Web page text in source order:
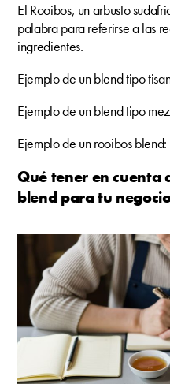
El Rooibos, un arbusto
palabra para referirse a las
ingredientes.
Ejemplo de un blend tipo
Ejemplo de un blend tipo
Ejemplo de un rooibos blend:
Qué tener en cuenta
blend para tu